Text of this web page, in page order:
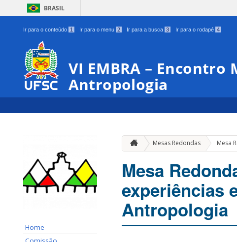
BRASIL
Ir para o conteúdo 1 Ir para o menu 2 Ir para a busca 3 Ir para o rodapé 4
VI EMBRA –
Antropologia
Home
Mesas Redondas Mesa
Mesa
experiências
Antropologia